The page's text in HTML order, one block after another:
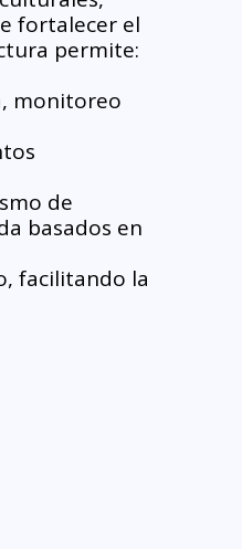
fortalecer el
permite:
monitoreo
de
basados en
facilitando la